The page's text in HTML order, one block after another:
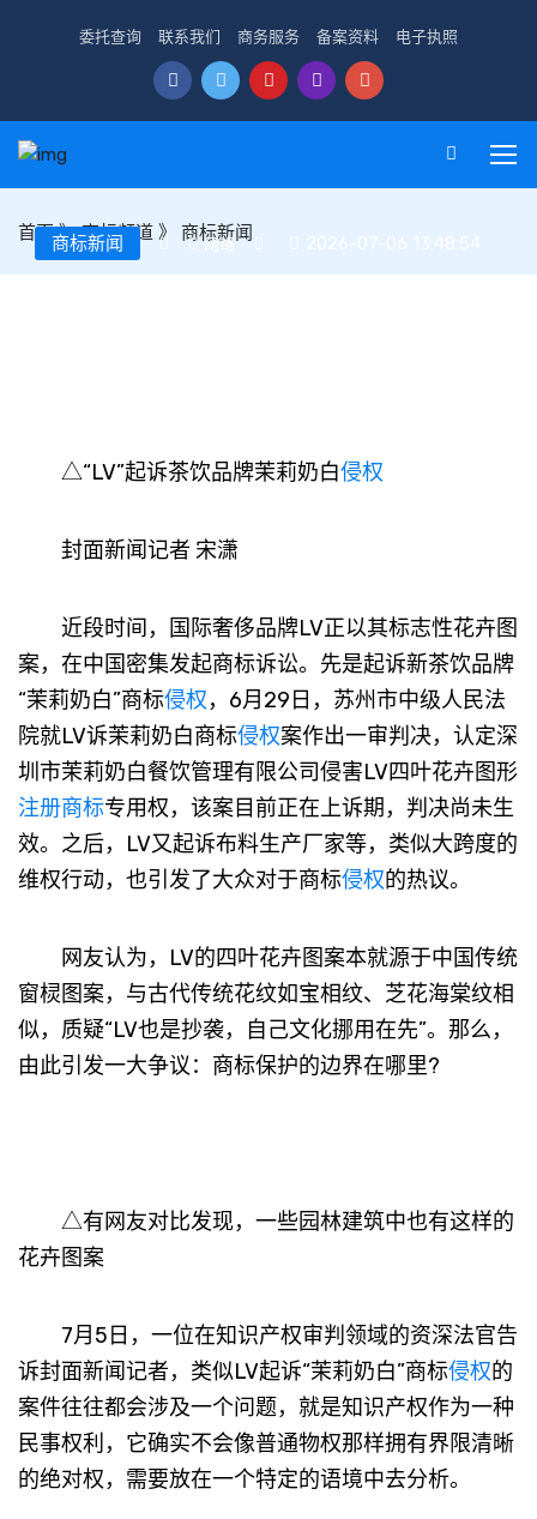
委托查询 联系我们 商务服务 备案资料 电子执照
首页》商标频道 》 商标新闻
商标新闻 网络 2026-07-06 13:48:54
△“LV”起诉茶饮品牌茉莉奶白侵权
封面新闻记者 宋潇
近段时间，国际奢侈品牌LV正以其标志性花卉图
案，在中国密集发起商标诉讼。先是起诉新茶饮品牌
“茉莉奶白”商标侵权，6月29日，苏州市中级人民法
院就LV诉茉莉奶白商标侵权案作出一审判决，认定深
圳市茉莉奶白餐饮管理有限公司侵害LV四叶花卉图形
注册商标专用权，该案目前正在上诉期，判决尚未生
效。之后，LV又起诉布料生产厂家等，类似大跨度的
维权行动，也引发了大众对于商标侵权的热议。
网友认为，LV的四叶花卉图案本就源于中国传统
窗棂图案，与古代传统花纹如宝相纹、芝花海棠纹相
似，质疑“LV也是抄袭，自己文化挪用在先”。那么，
由此引发一大争议：商标保护的边界在哪里?
△有网友对比发现，一些园林建筑中也有这样的
花卉图案
7月5日，一位在知识产权审判领域的资深法官告
诉封面新闻记者，类似LV起诉“茉莉奶白”商标侵权的
案件往往都会涉及一个问题，就是知识产权作为一种
民事权利，它确实不会像普通物权那样拥有界限清晰
的绝对权，需要放在一个特定的语境中去分析。